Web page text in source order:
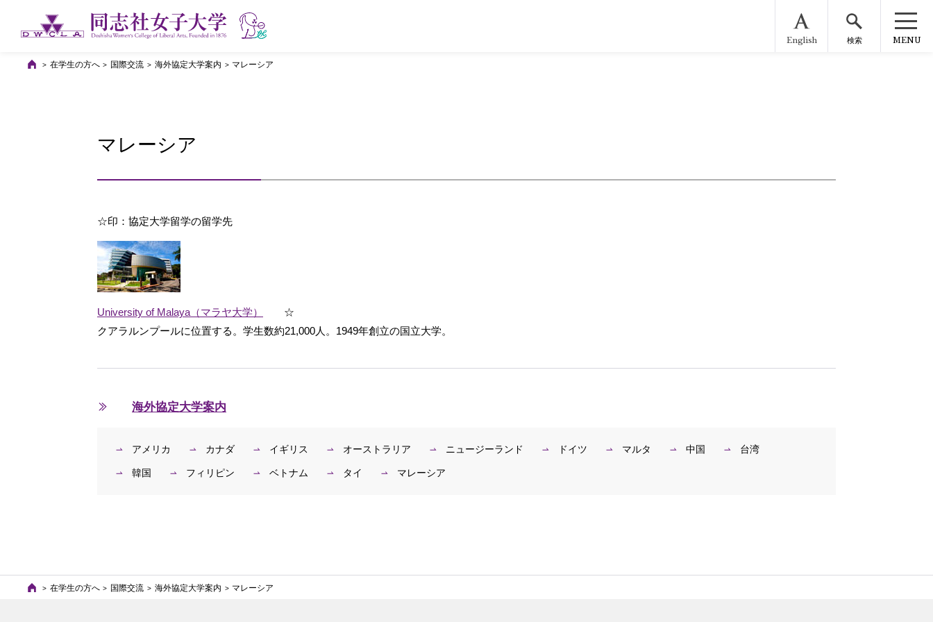
English 検索 MENU
在学生の方へ 国際交流 海外協定大学案内 マレーシア
マレーシア
☆印：協定大学留学の留学先
University of Malaya（マラヤ大学）
☆
クアラルンプールに位置する。学生数約21,000人。1949年創立の国立大学。
海外協定大学案内
アメリカ カナダ イギリス オーストラリア ニュージーランド ドイツ マルタ 中国 台湾
韓国 フィリピン ベトナム タイ マレーシア
在学生の方へ 国際交流 海外協定大学案内 マレーシア